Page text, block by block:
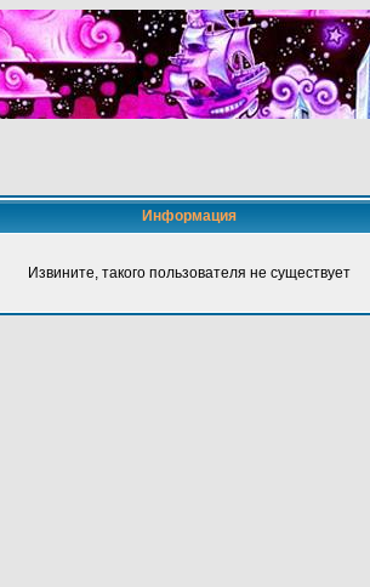
Информация
Извините, такого пользователя не существует